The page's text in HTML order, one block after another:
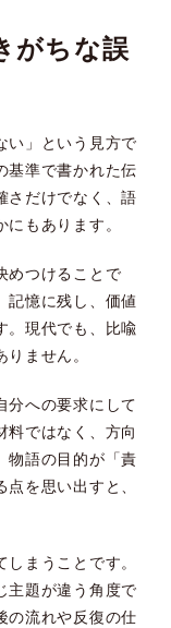
がちな誤
い」という見方で
基準で書かれた伝
さだけでなく、語
もあります。
めつけることで
記憶に残し、価値
。現代でも、比喩
ません。
分への要求にして
料ではなく、方向
物語の目的が「責
を思い出すと、
まうことです。
主題が違う角度で
の流れや反復の仕